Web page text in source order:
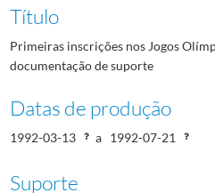
Título
Primeiras inscrições nos Jogos
documentação de suporte
Datas de produção
1992-03-13 a 1992-07-21
Suporte